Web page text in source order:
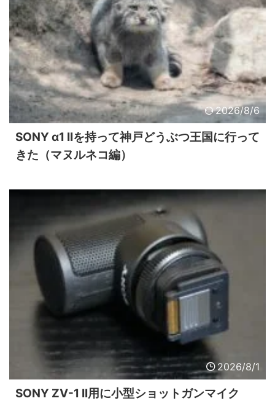
2026/8/6
SONY α1 IIを持って神戸どうぶつ王国に行って
きた（マヌルネコ編）
2026/8/1
SONY ZV-1 II用に小型ショットガンマイク